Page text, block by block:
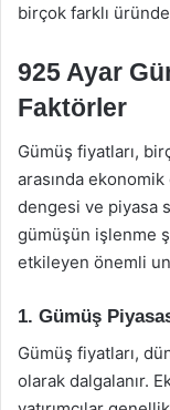
birçok farklı üründe
925 Ayar
Faktörler
Gümüş fiyatları,
arasında
dengesi ve piyasa
gümüşün işlenme
etkileyen önemli
1. Gümüş
Gümüş fiyatları,
olarak dalgalanır.